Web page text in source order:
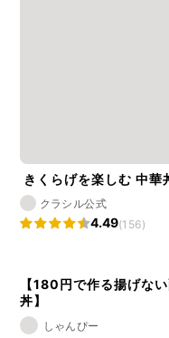
きくらげを楽しむ 中華
クラシル公式
4.49(156)
【180円で作る揚げな
丼】
しゃんぴー